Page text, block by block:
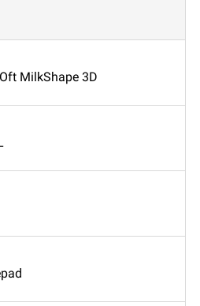
MilkShape 3D